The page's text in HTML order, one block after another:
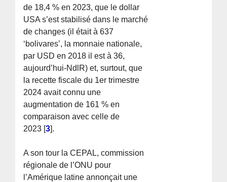
de 18,4 % en 2023, que le dollar
USA s’est stabilisé dans le marché
de changes (il était à 637
‘bolivares’, la monnaie nationale,
par USD en 2018 il est à 36,
aujourd’hui-NdlR) et, surtout, que
la recette fiscale du 1er trimestre
2024 avait connu une
augmentation de 161 % en
comparaison avec celle de
2023 [3].
A son tour la CEPAL, commission
régionale de l’ONU pour
l’Amérique latine annonçait une